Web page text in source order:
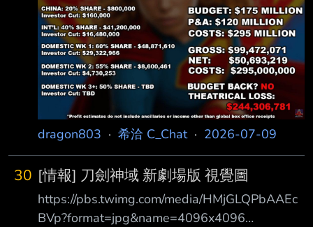
0579950714?s=46 然後總票房剛過1億不久 然
後計算了 中國 北美 海外的票房拆漲率後，華納
預計可以拿到的票房靜收益是5070萬 扣掉成本
所以目前看至少會虧2.4億以上，大約2.44億 可
能會有人好奇後續反彈的部分，但不可能 因為
dragon803 · 希洽 C_Chat· 2026-07-09
30 [情報] 刀劍神域 新劇場版 視覺圖
https://pbs.twimg.com/media/HMjGLQPbAAEc
BVp?format=jpg&name=4096x4096